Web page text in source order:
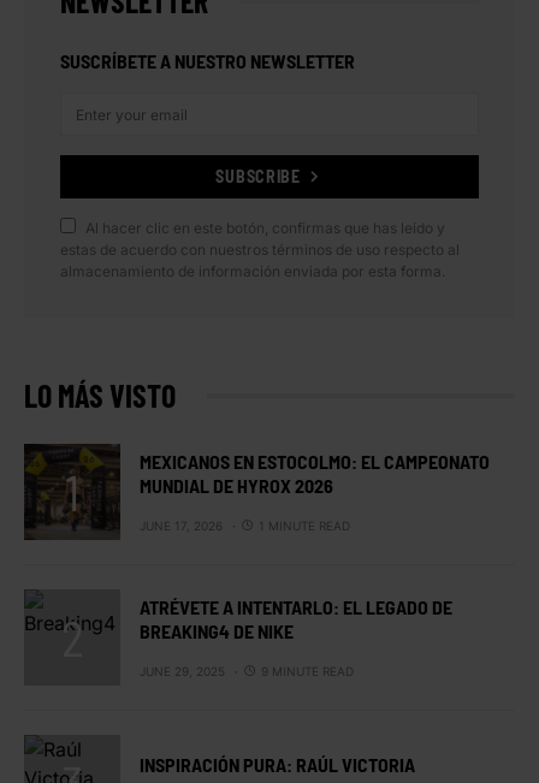
SUSCRÍBETE A NUESTRO NEWSLETTER
SUBSCRIBE
Al hacer clic en este botón, confirmas que has leído y
estas de acuerdo con nuestros términos de uso respecto al
almacenamiento de información enviada por esta forma.
LO MÁS VISTO
MEXICANOS EN ESTOCOLMO: EL CAMPEONATO
MUNDIAL DE HYROX 2026
JUNE 17, 2026 1 MINUTE READ
ATRÉVETE A INTENTARLO: EL LEGADO DE
BREAKING4 DE NIKE
JUNE 29, 2025 9 MINUTE READ
INSPIRACIÓN PURA: RAÚL VICTORIA